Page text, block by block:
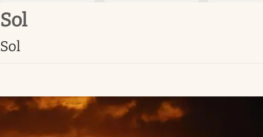
Opinión
Brand Strategy
Vida y estilo
sol
sol